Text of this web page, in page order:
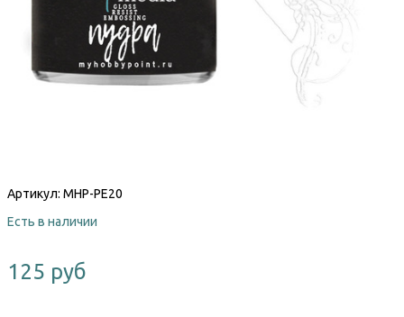
Артикул: MHP-PE20
Есть в наличии
125 руб